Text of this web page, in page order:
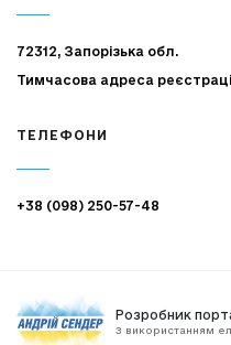
72312, Запорізька обл.
Тимчасова адреса
ТЕЛЕФОНИ
+38 (098) 250-57-48
Розробник
З використанням